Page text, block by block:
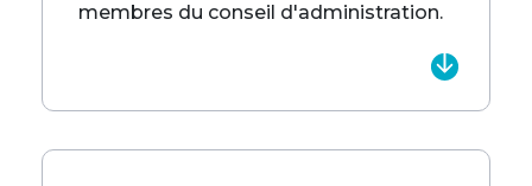
membres du conseil d'administration.